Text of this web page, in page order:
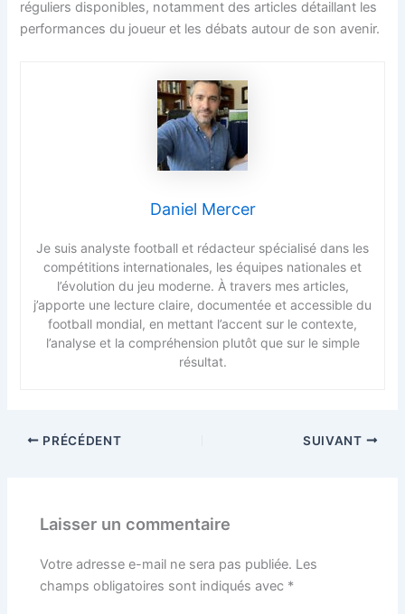
réguliers disponibles, notamment des articles détaillant les
performances du joueur et les débats autour de son avenir.
Daniel Mercer
Je suis analyste football et rédacteur spécialisé dans les
compétitions internationales, les équipes nationales et
l’évolution du jeu moderne. À travers mes articles,
j’apporte une lecture claire, documentée et accessible du
football mondial, en mettant l’accent sur le contexte,
l’analyse et la compréhension plutôt que sur le simple
résultat.
PRÉCÉDENT SUIVANT
Laisser un commentaire
Votre adresse e-mail ne sera pas publiée. Les
champs obligatoires sont indiqués avec *